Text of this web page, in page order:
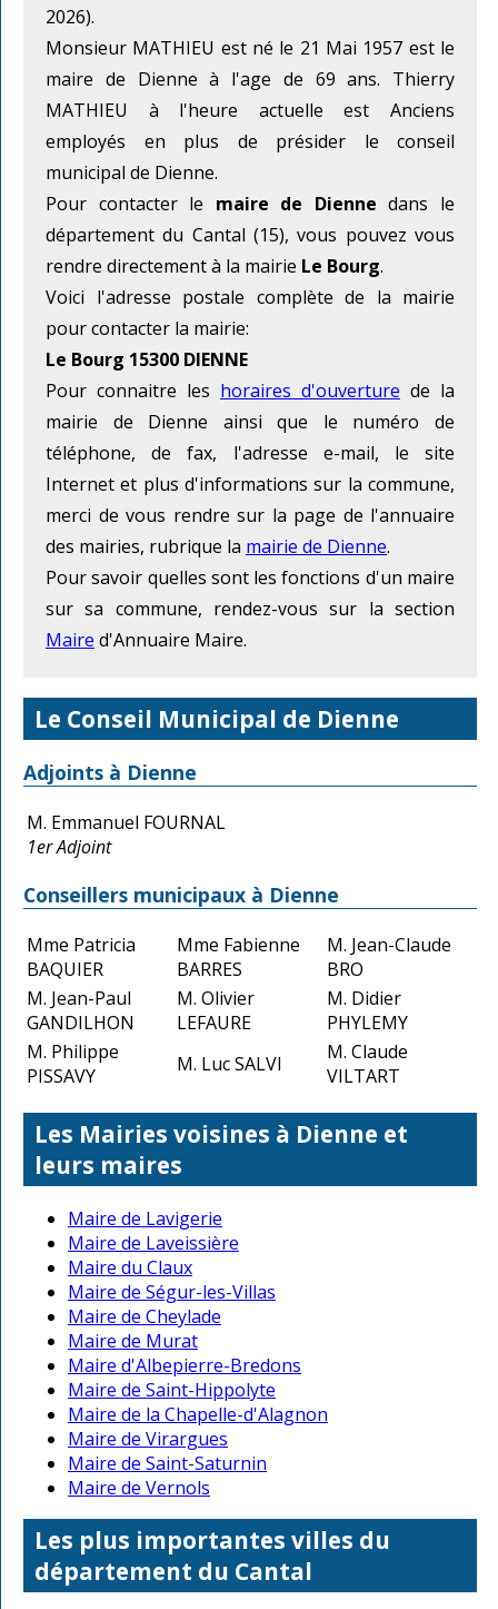
2026).
Monsieur MATHIEU est né le 21 Mai 1957 est le
maire de Dienne à l'age de 69 ans. Thierry
MATHIEU à l'heure actuelle est Anciens
employés en plus de présider le conseil
municipal de Dienne.
Pour contacter le maire de Dienne dans le
département du Cantal (15), vous pouvez vous
rendre directement à la mairie Le Bourg.
Voici l'adresse postale complète de la mairie
pour contacter la mairie:
Le Bourg 15300 DIENNE
Pour connaitre les horaires d'ouverture de la
mairie de Dienne ainsi que le numéro de
téléphone, de fax, l'adresse e-mail, le site
Internet et plus d'informations sur la commune,
merci de vous rendre sur la page de l'annuaire
des mairies, rubrique la mairie de Dienne.
Pour savoir quelles sont les fonctions d'un maire
sur sa commune, rendez-vous sur la section
Maire d'Annuaire Maire.
Le Conseil Municipal de Dienne
Adjoints à Dienne
M. Emmanuel FOURNAL
1er Adjoint
Conseillers municipaux à Dienne
Mme Patricia
BAQUIER
Mme Fabienne
BARRES
M. Jean-Claude
BRO
M. Jean-Paul
GANDILHON
M. Olivier
LEFAURE
M. Didier
PHYLEMY
M. Philippe
PISSAVY
M. Luc SALVI
M. Claude
VILTART
Les Mairies voisines à Dienne et
leurs maires
Maire de Lavigerie
Maire de Laveissière
Maire du Claux
Maire de Ségur-les-Villas
Maire de Cheylade
Maire de Murat
Maire d'Albepierre-Bredons
Maire de Saint-Hippolyte
Maire de la Chapelle-d'Alagnon
Maire de Virargues
Maire de Saint-Saturnin
Maire de Vernols
Les plus importantes villes du
département du Cantal